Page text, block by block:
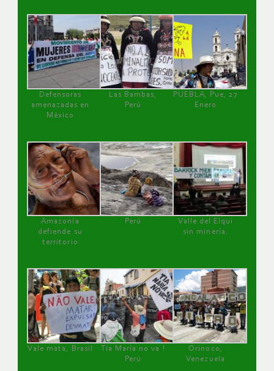
Defensoras
amenazadas en
México
Las Bambas,
Perú
PUEBLA, Pue, 27
Enero
Amazonía
defiende su
territorio
Perú
Valle del Elqui
sin minería.
Vale mata, Brasil
Tía María no va !
Perú
Orinoco,
Venezuela